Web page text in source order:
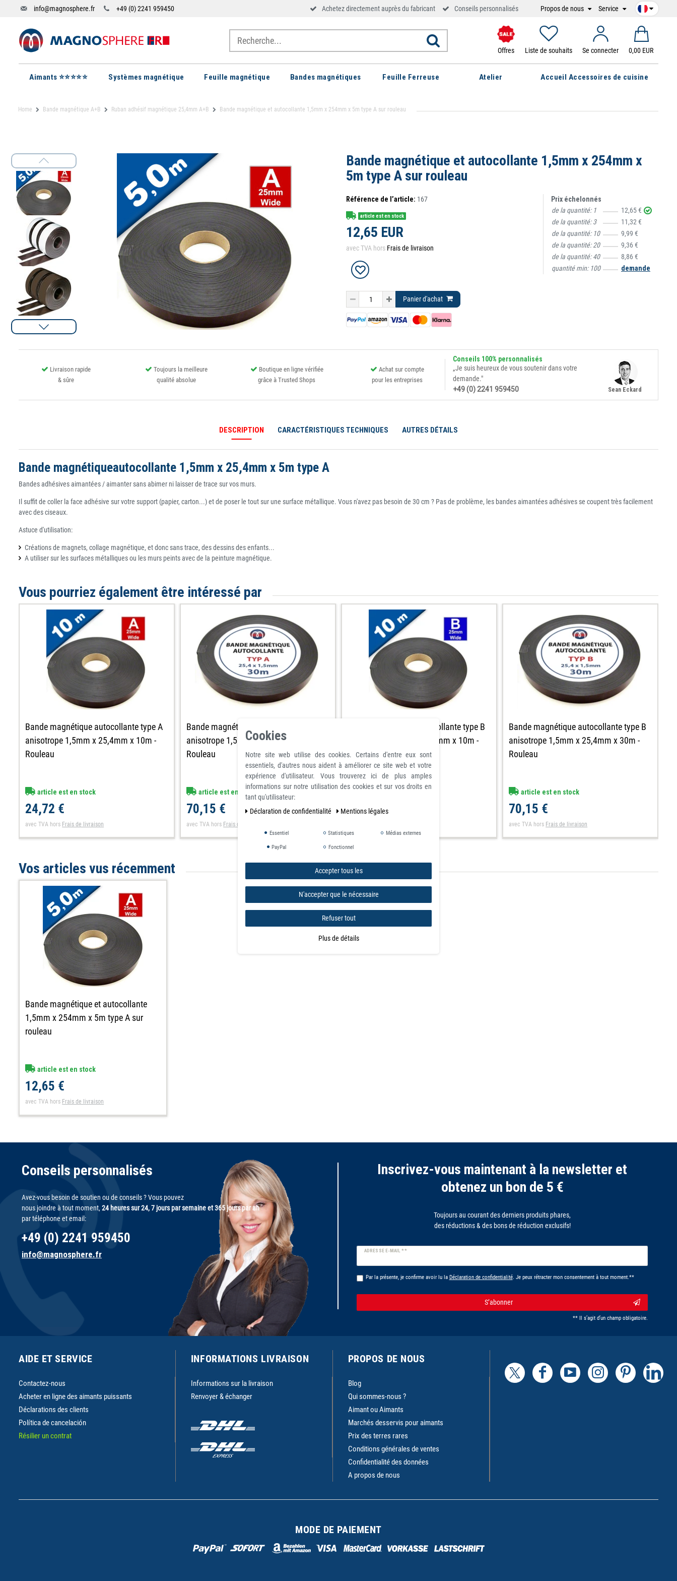
info@magnosphere.fr +49 (0) 2241 959450 Achetez directement auprès du fabricant Conseils personnalisés Propos de nous Service
Offres Liste de souhaits Se connecter 0,00 EUR
Aimants ⭐⭐⭐⭐⭐ Systèmes magnétique Feuille magnétique Bandes magnétiques Feuille Ferreuse Atelier Accueil Accessoires de cuisine
Home Bande magnétique A+B Ruban adhésif magnétique 25,4mm A+B Bande magnétique et autocollante 1,5mm x 254mm x 5m type A sur rouleau
Bande magnétique et autocollante 1,5mm x 254mm x
5m type A sur rouleau
Référence de l’article: 167
article est en stock
12,65 EUR
avec TVA hors Frais de livraison
Prix échelonnés
de la quantité: 1
12,65 €
de la quantité:3
11,32 €
de la quantité: 10
9,99 €
de la quantité:20
9,36 €
de la quantité:40
8,86 €
quantité min: 100 demande
Panier d'achat
Livraison rapide
& sûre
Toujours la meilleure
qualité absolue
Boutique en ligne vérifiée
grâce à Trusted Shops
Achat sur compte
pour les entreprises
Conseils 100% personnalisés
„Je suis heureux de vous soutenir dans votre
demande."
+49 (0) 2241 959450
Sean Eckard
DESCRIPTION CARACTÉRISTIQUES TECHNIQUES AUTRES DÉTAILS
Bande magnétiqueautocollante 1,5mm x 25,4mm x 5m type A
Bandes adhésives aimantées / aimanter sans abimer ni laisser de trace sur vos murs.
Il suffit de coller la face adhésive sur votre support (papier, carton...) et de poser le tout sur une surface métallique. Vous n'avez pas besoin de 30 cm ? Pas de problème, les bandes aimantées adhésives se coupent très facilement
avec des ciseaux.
Astuce d'utilisation:
Créations de magnets, collage magnétique, et donc sans trace, des dessins des enfants...
A utiliser sur les surfaces métalliques ou les murs peints avec de la peinture magnétique.
Vous pourriez également être intéressé par
Bande magnétique autocollante type A
anisotrope 1,5mm x 25,4mm x 10m -
Rouleau
article est en stock
24,72 €
avec TVA hors Frais de livraison
Bande magnétique autocollante type A
anisotrope 1,5mm x 25,4mm x 30m -
Rouleau
article est en stock
70,15 €
avec TVA hors Frais de livraison
Bande magnétique autocollante type B
anisotrope 1,5mm x 25,4mm x 10m -
Rouleau
24,72 €
Bande magnétique autocollante type B
anisotrope 1,5mm x 25,4mm x 30m -
Rouleau
article est en stock
70,15 €
avec TVA hors Frais de livraison
Vos articles vus récemment
Bande magnétique et autocollante
1,5mm x 254mm x 5m type A sur
rouleau
article est en stock
12,65 €
avec TVA hors Frais de livraison
Conseils personnalisés
Avez-vous besoin de soutien ou de conseils ? Vous pouvez
nous joindre à tout moment, 24 heures sur 24, 7 jours par semaine et 365 jours par an
par téléphone et email:
+49 (0) 2241 959450
info@magnosphere.fr
Inscrivez-vous maintenant à la newsletter et
obtenez un bon de 5 €
Toujours au courant des derniers produits phares,
des réductions & des bons de réduction exclusifs!
ADRESSE E-MAIL **
Ceres::Template.newsletterHoneypotLabel
Par la présente, je confirme avoir lu la Déclaration de confidentialité. Je peux rétracter mon consentement à tout moment.**
S’abonner
** Il s’agit d’un champ obligatoire.
AIDE ET SERVICE
Contactez-nous
Acheter en ligne des aimants puissants
Déclarations des clients
Política de cancelación
Résilier un contrat
INFORMATIONS LIVRAISON
Informations sur la livraison
Renvoyer & échanger
PROPOS DE NOUS
Blog
Qui sommes-nous ?
Aimant ou Aimants
Marchés desservis pour aimants
Prix des terres rares
Conditions générales de ventes
Confidentialité des données
A propos de nous
MODE DE PAIEMENT
Cookies
Notre site web utilise des cookies. Certains d'entre eux sont
essentiels, d'autres nous aident à améliorer ce site web et votre
expérience d'utilisateur. Vous trouverez ici de plus amples
informations sur notre utilisation des cookies et sur vos droits en
tant qu'utilisateur:
Déclaration de confidentialité
Mentions légales
Essentiel Statistiques Médias externes
PayPal Fonctionnel
Accepter tous les
N'accepter que le nécessaire
Refuser tout
Plus de détails